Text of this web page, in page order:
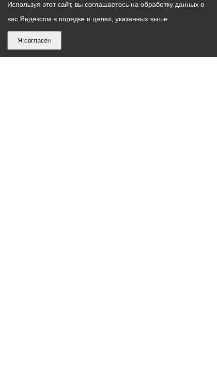
Используя этот сайт, вы соглашаетесь на обработку данных о
вас Яндексом в порядке и целях, указанных выше.
Я согласен